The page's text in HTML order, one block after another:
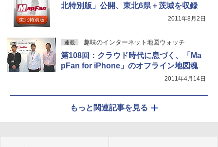
北特別版」公開、東北6県＋茨城を収録
2011年8月2日
連載 趣味のインターネット地図ウォッチ
第108回：クラウド時代に息づく、「Ma
pFan for iPhone」のオフライン地図魂
2011年4月14日
もっと関連記事を見る